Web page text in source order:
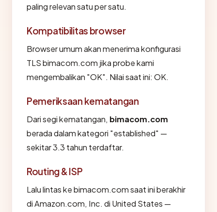
paling relevan satu per satu.
Kompatibilitas browser
Browser umum akan menerima konfigurasi
TLS bimacom.com jika probe kami
mengembalikan "OK". Nilai saat ini: OK.
Pemeriksaan kematangan
Dari segi kematangan, bimacom.com
berada dalam kategori "established" —
sekitar 3.3 tahun terdaftar.
Routing & ISP
Lalu lintas ke bimacom.com saat ini berakhir
di Amazon.com, Inc. di United States —